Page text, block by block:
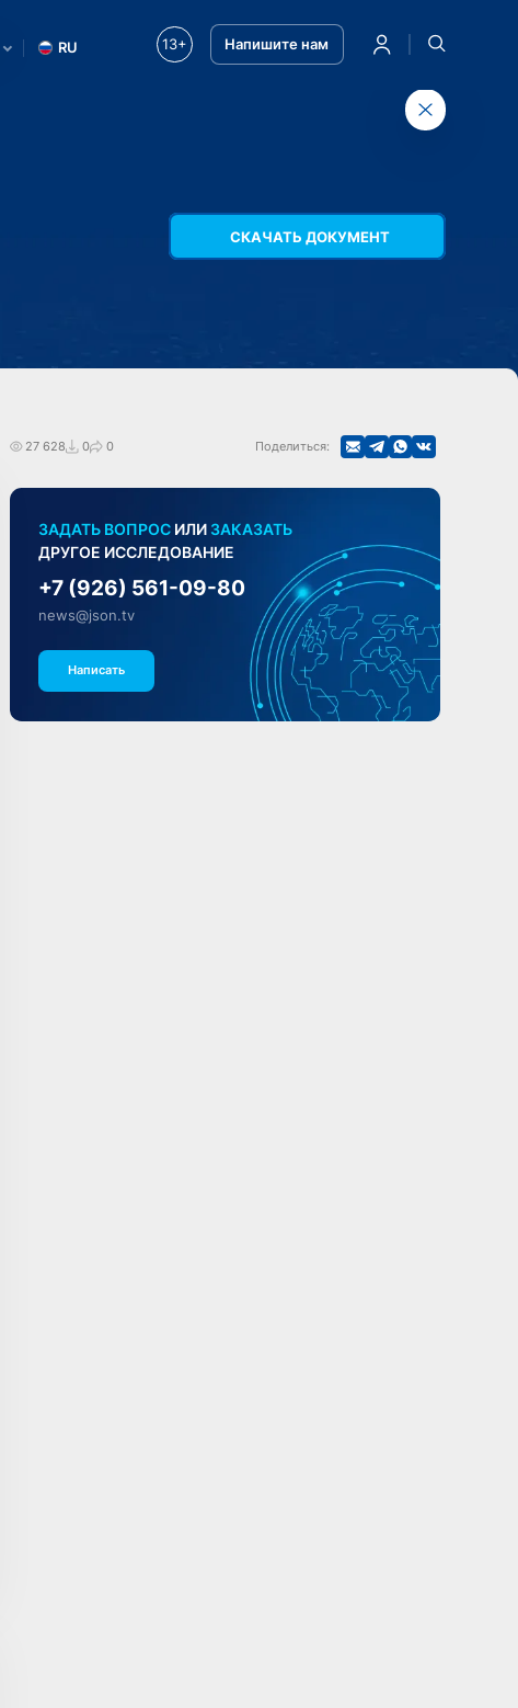
RU 13+ Напишите нам
СКАЧАТЬ ДОКУМЕНТ
27 628 0 0 Поделиться:
ЗАДАТЬ ВОПРОС ИЛИ ЗАКАЗАТЬ
ДРУГОЕ ИССЛЕДОВАНИЕ
+7 (926) 561-09-80
news@json.tv
Написать